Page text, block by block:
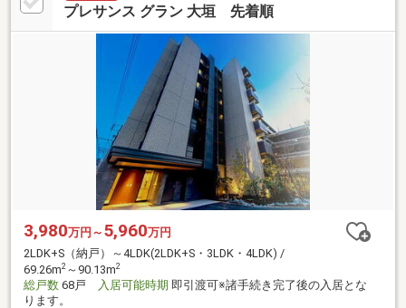
プレサンス グラン 大垣 先着順
3,980万円～ 5,960万円
2LDK+S（納戸）～4LDK(2LDK+S・3LDK・4LDK) /
69.26m2 ～90.13m2
総戸数 68戸 入居可能時期 即引渡可※諸手続き完了後の入居とな
ります。